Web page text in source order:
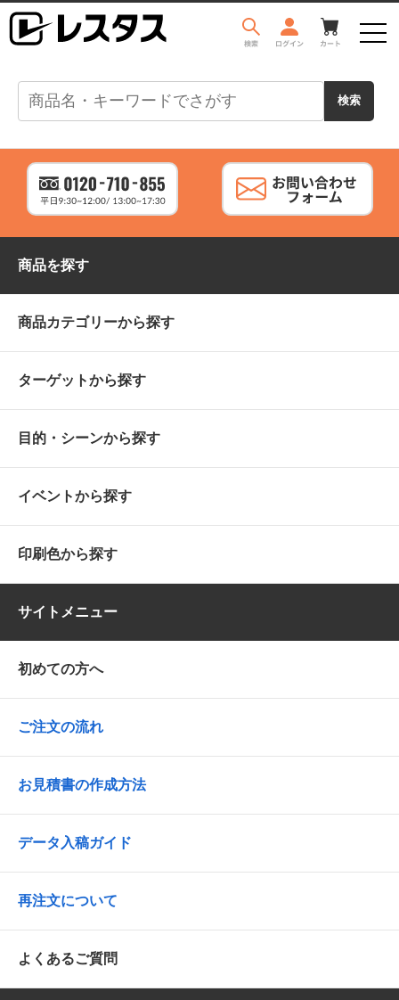
商品を探す
商品カテゴリーから探す
ターゲットから探す
目的・シーンから探す
イベントから探す
印刷色から探す
サイトメニュー
初めての方へ
ご注文の流れ
お見積書の作成方法
データ入稿ガイド
再注文について
よくあるご質問